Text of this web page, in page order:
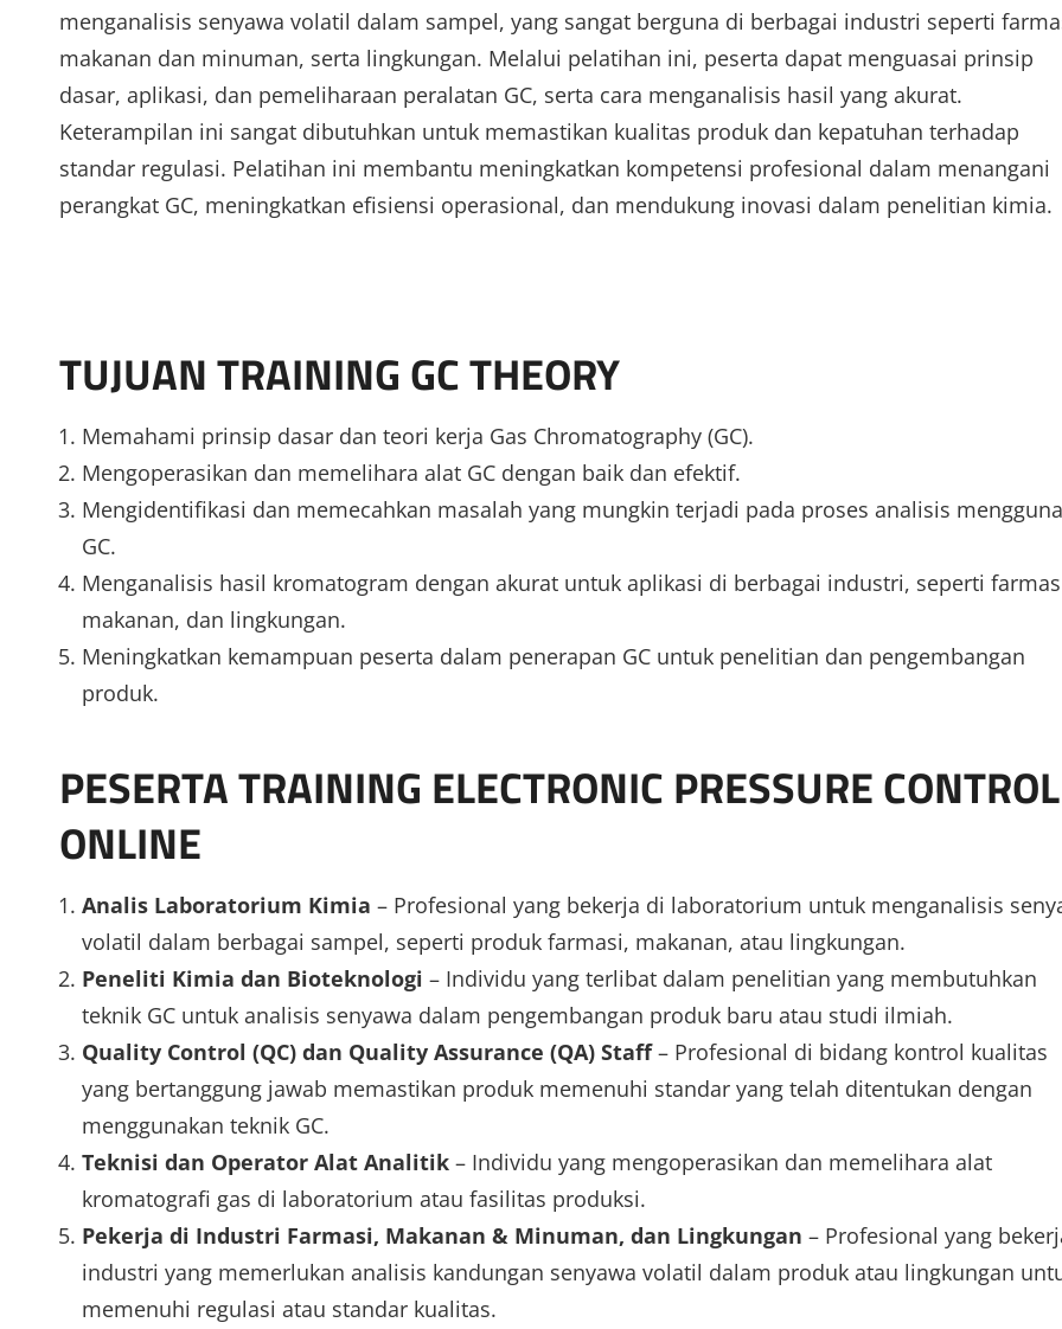
menganalisis senyawa volatil dalam sampel, yang sangat berguna di berbagai industri seperti
makanan dan minuman, serta lingkungan. Melalui pelatihan ini, peserta dapat menguasai prinsip
dasar, aplikasi, dan pemeliharaan peralatan GC, serta cara menganalisis hasil yang akurat.
Keterampilan ini sangat dibutuhkan untuk memastikan kualitas produk dan kepatuhan terhadap
standar regulasi. Pelatihan ini membantu meningkatkan kompetensi profesional dalam menangani
perangkat GC, meningkatkan efisiensi operasional, dan mendukung inovasi dalam penelitian kimia.
TUJUAN TRAINING GC THEORY
Memahami prinsip dasar dan teori kerja Gas Chromatography (GC).
Mengoperasikan dan memelihara alat GC dengan baik dan efektif.
Mengidentifikasi dan memecahkan masalah yang mungkin terjadi pada proses analisis
GC.
Menganalisis hasil kromatogram dengan akurat untuk aplikasi di berbagai industri, seperti
makanan, dan lingkungan.
Meningkatkan kemampuan peserta dalam penerapan GC untuk penelitian dan pengembangan
produk.
PESERTA TRAINING ELECTRONIC PRESSURE CONTROL
ONLINE
Analis Laboratorium Kimia – Profesional yang bekerja di laboratorium untuk menganalisis
volatil dalam berbagai sampel, seperti produk farmasi, makanan, atau lingkungan.
Peneliti Kimia dan Bioteknologi – Individu yang terlibat dalam penelitian yang membutuhkan
teknik GC untuk analisis senyawa dalam pengembangan produk baru atau studi ilmiah.
Quality Control (QC) dan Quality Assurance (QA) Staff– Profesional di bidang kontrol kualitas
yang bertanggung jawab memastikan produk memenuhi standar yang telah ditentukan dengan
menggunakan teknik GC.
Teknisi dan Operator Alat Analitik– Individu yang mengoperasikan dan memelihara alat
kromatografi gas di laboratorium atau fasilitas produksi.
Pekerja di Industri Farmasi, Makanan & Minuman, dan Lingkungan – Profesional yang
industri yang memerlukan analisis kandungan senyawa volatil dalam produk atau lingkungan
memenuhi regulasi atau standar kualitas.